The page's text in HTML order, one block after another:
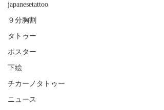
japanesetattoo
９分胸割
タトゥー
ポスター
下絵
チカーノタトゥー
ニュース